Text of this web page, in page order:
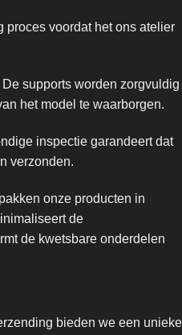
proces voordat het ons atelier
De supports worden zorgvuldig
het model te waarborgen.
inspectie garandeert dat
verzonden.
onze producten in
de
de kwetsbare onderdelen
bieden we een unieke